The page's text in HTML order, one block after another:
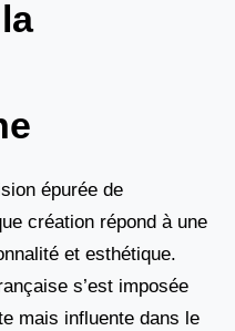
épurée de
création répond à une
et esthétique.
s’est imposée
mais influente dans le